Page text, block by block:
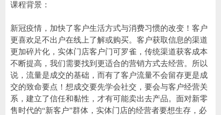
课程背景：
新冠疫情，加快了客户生活方式与消费习惯的改变！客户
更喜欢足不出户在线上了解或购买。客户获取信息的渠道
更加碎片化，实体门店客户门可罗雀，传统渠道获客成本
不断提高，我们需要找到更适合的营销方式去经营。所以
说，流量是成交的基础，而有了客户流量不会留存更是成
交的致命要点！想成交要先学会社交，要会与客户经营关
系，建立了信任和黏性，才有可能卖出去产品。面对新零
售时代的“新客户”群体，实体门店的经营者要想生存，必